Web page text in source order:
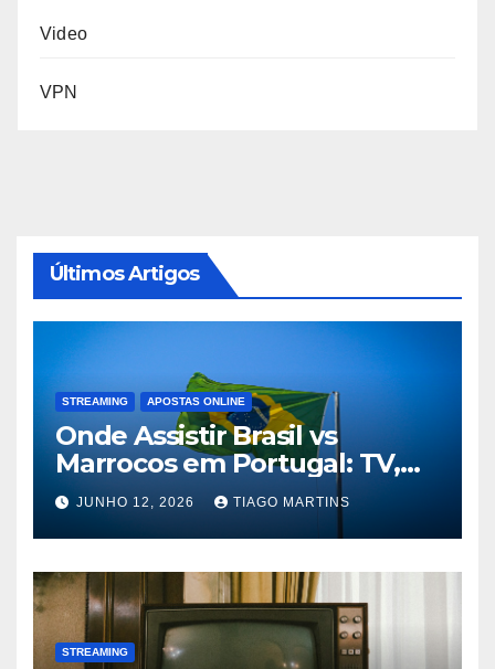
Video
VPN
Últimos Artigos
STREAMING APOSTAS ONLINE
Onde Assistir Brasil vs
Marrocos em Portugal: TV,
Streaming e Horário do Jogo
JUNHO 12, 2026 TIAGO MARTINS
STREAMING